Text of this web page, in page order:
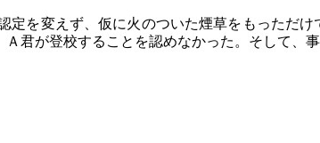
を変えず、仮に火のついた煙草をもっただ
君が登校することを認めなかった。そして、